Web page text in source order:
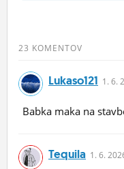
23 KOMENTOV
Lukaso121 1. 6.
Babka maka na
Tequila 1. 6.